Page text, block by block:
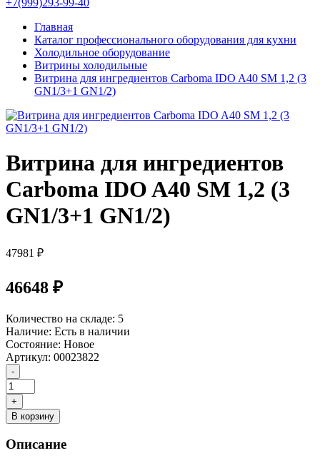
+7(999)293-99-40
Главная
Каталог профессионального оборудования для кухни
Холодильное оборудование
Витрины холодильные
Витрина для ингредиентов Carboma IDO A40 SM 1,2 (3
GN1/3+1 GN1/2)
Витрина для ингредиентов
Carboma IDO A40 SM 1,2 (3
GN1/3+1 GN1/2)
47981 ₽
46648 ₽
Количество на складе: 5
Наличие: Есть в наличии
Состояние: Новое
Артикул: 00023822
В корзину
Описание